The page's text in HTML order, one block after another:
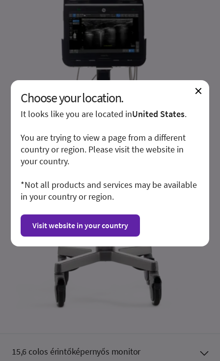
15,6 colos érintőképernyős monitor
Choose your location.
It looks like you are located inUnited States.
You are trying to view a page from a different
country or region. Please visit the website in
your country.
*Not all products and services may be available
in your country or region.
Visit website in your country